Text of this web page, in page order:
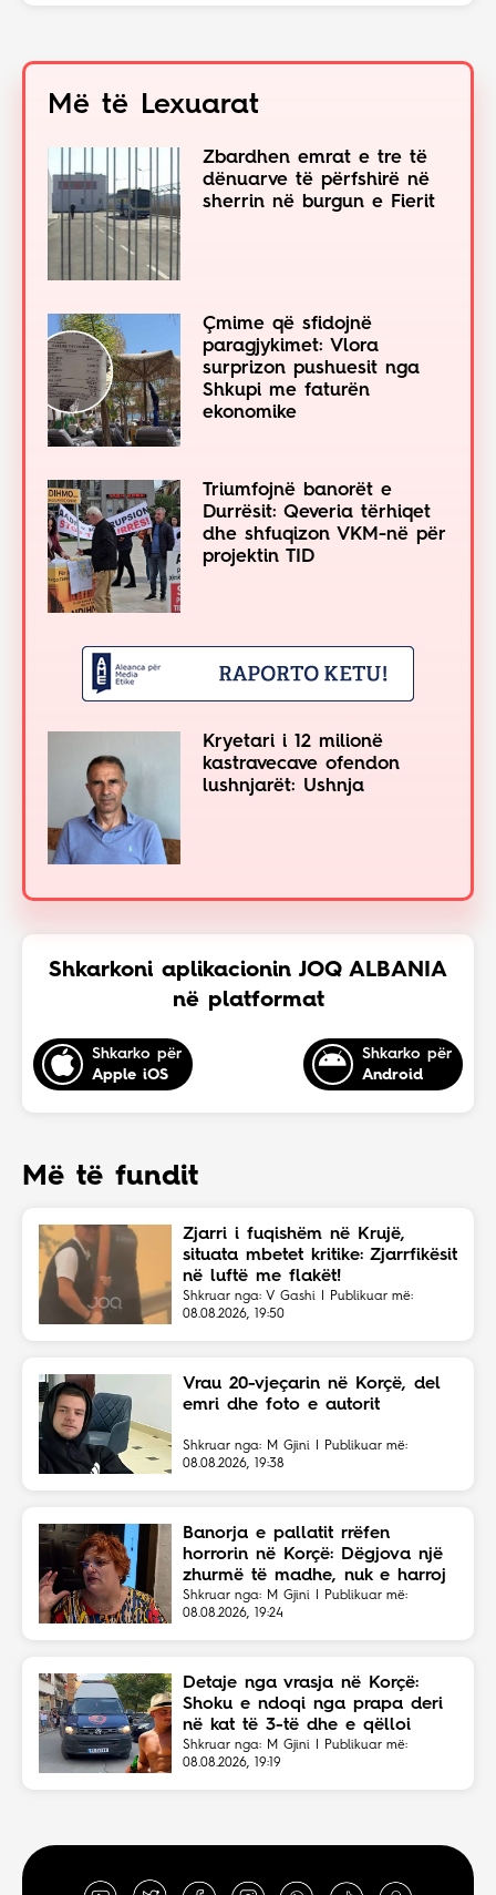
Më të Lexuarat
Zbardhen emrat e tre të
dënuarve të përfshirë në
sherrin në burgun e Fierit
Çmime që sfidojnë
paragjykimet: Vlora
surprizon pushuesit nga
Shkupi me faturën
ekonomike
Triumfojnë banorët e
Durrësit: Qeveria tërhiqet
dhe shfuqizon VKM-në për
projektin TID
Kryetari i 12 milionë
kastravecave ofendon
lushnjarët: Ushnja
Shkarkoni aplikacionin JOQ ALBANIA
në platformat
Shkarko për
Apple iOS
Shkarko për
Android
Më të fundit
Zjarri i fuqishëm në Krujë,
situata mbetet kritike: Zjarrfikësit
në luftë me flakët!
Shkruar nga: V Gashi | Publikuar më:
08.08.2026, 19:50
Vrau 20-vjeçarin në Korçë, del
emri dhe foto e autorit
Shkruar nga: M Gjini | Publikuar më:
08.08.2026, 19:38
Banorja e pallatit rrëfen
horrorin në Korçë: Dëgjova një
zhurmë të madhe, nuk e harroj
atë skenë
Shkruar nga: M Gjini | Publikuar më:
08.08.2026, 19:24
Detaje nga vrasja në Korçë:
Shoku e ndoqi nga prapa deri
në kat të 3-të dhe e qëlloi
Shkruar nga: M Gjini | Publikuar më:
08.08.2026, 19:19